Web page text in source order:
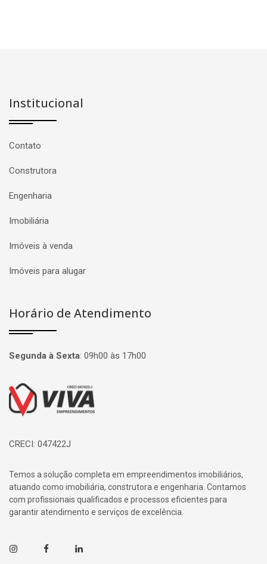
Institucional
Contato
Construtora
Engenharia
Imobiliária
Imóveis à venda
Imóveis para alugar
Horário de Atendimento
Segunda à Sexta: 09h00 às 17h00
Página inicial
CRECI: 047422J
Temos a solução completa em empreendimentos imobiliários,
atuando como imobiliária, construtora e engenharia. Contamos
com profissionais qualificados e processos eficientes para
garantir atendimento e serviços de excelência.
InstagramFacebookLinkedin